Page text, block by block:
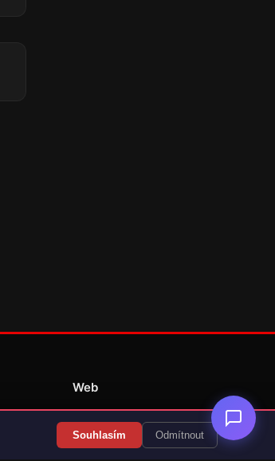
Web
Překlady her
Souhlasím Odmítnout